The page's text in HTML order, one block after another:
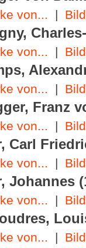
von... |
von... |
von... |
Franz
von... |
Carl
von... |
Johannes
von... |
von... |